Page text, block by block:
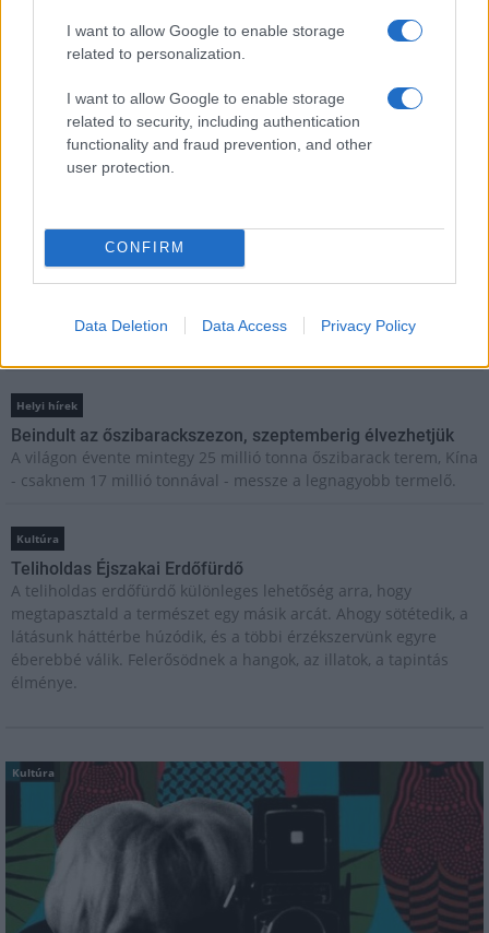
I want to allow Google to enable storage
related to personalization.
I want to allow Google to enable storage
related to security, including authentication
functionality and fraud prevention, and other
user protection.
CONFIRM
Data Deletion Data Access Privacy Policy
bolygónk egy év alatt képes megújítani. Ettől a naptól kezdve
ökológiai értelemben már „hitelből élünk” – hívta fel a figyelmet
Open Orfű: mozgás, zene, közösség
Kultúra
Ilyen még nem volt: most a gyerkőcök bulizhatnak a Káptalan
Helyi hírek
Beindult az őszibarackszezon, szeptemberig élvezhetjük
A világon évente mintegy 25 millió tonna őszibarack terem, Kína
- csaknem 17 millió tonnával - messze a legnagyobb termelő.
Kultúra
Teliholdas Éjszakai Erdőfürdő
A teliholdas erdőfürdő különleges lehetőség arra, hogy
megtapasztald a természet egy másik arcát. Ahogy sötétedik, a
látásunk háttérbe húzódik, és a többi érzékszervünk egyre
éberebbé válik. Felerősödnek a hangok, az illatok, a tapintás
élménye.
Kultúra